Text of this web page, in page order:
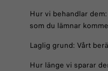
Hur vi behandlar
som du lämnar
Laglig grund: Vårt
Hur länge vi sparar